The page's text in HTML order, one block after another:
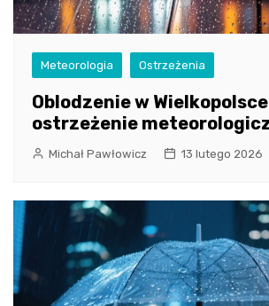
Meteorologia Ostrzeżenia
Oblodzenie w
ostrzeżenie
Michał Pawłowicz 13 lutego 2026